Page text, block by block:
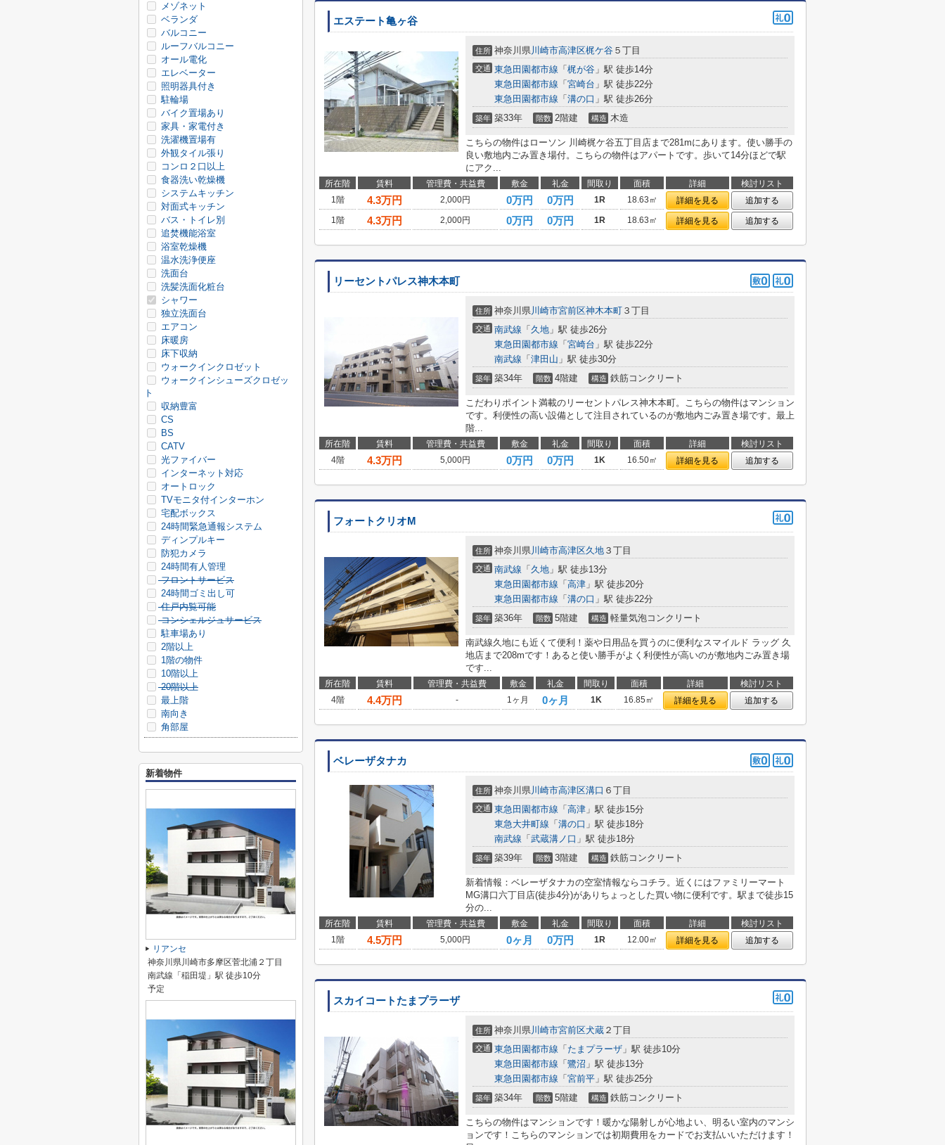
エステート亀ヶ谷
住所 神奈川県川崎市高津区梶ケ谷 ５丁目
交通 東急田園都市線 「 梶が谷 」駅 徒歩14分
東急田園都市線 「 宮崎台 」駅 徒歩22分
東急田園都市線 「 溝の口 」駅 徒歩26分
築年 築33年 階数 2階建 構造 木造
こちらの物件はローソン 川崎梶ケ谷五丁目店まで281mにあります。使い勝手の
良い敷地内ごみ置き場付。こちらの物件はアパートです。歩いて14分ほどで駅
にアク...
所在階 賃料 管理費・共益費 敷金 礼金 間取り 面積 詳細
検討リスト
1階
4.3万円 2,000円 0万円 0万円 1R 18.63㎡ 詳細を見る
追加する
1階
4.3万円 2,000円 0万円 0万円 1R 18.63㎡ 詳細を見る 追加する
リーセントパレス神木本町
住所 神奈川県川崎市宮前区神木本町 ３丁目
交通 南武線 「 久地 」駅 徒歩26分
東急田園都市線 「 宮崎台 」駅 徒歩22分
南武線 「 津田山 」駅 徒歩30分
築年 築34年 階数 4階建 構造 鉄筋コンクリート
こだわりポイント満載のリーセントパレス神木本町。こちらの物件はマンション
です。利便性の高い設備として注目されているのが敷地内ごみ置き場です。最上
階...
所在階 賃料 管理費・共益費 敷金 礼金 間取り 面積 詳細
検討リスト
4階
4.3万円 5,000円 0万円 0万円 1K 16.50㎡ 詳細を見る 追加する
フォートクリオM
住所 神奈川県川崎市高津区久地 ３丁目
交通 南武線 「 久地 」駅 徒歩13分
東急田園都市線 「 高津 」駅 徒歩20分
東急田園都市線 「 溝の口 」駅 徒歩22分
築年 築36年 階数 5階建 構造 軽量気泡コンクリート
南武線久地にも近くて便利！薬や日用品を買うのに便利なスマイルド ラッグ 久
地店まで208mです！あると使い勝手がよく利便性が高いのが敷地内ごみ置き場
です...
所在階 賃料 管理費・共益費 敷金 礼金 間取り 面積 詳細
検討リスト
4階
4.4万円 - 1ヶ月 0ヶ月 1K 16.85㎡ 詳細を見る 追加する
ベレーザタナカ
住所 神奈川県川崎市高津区溝口 ６丁目
交通 東急田園都市線 「 高津 」駅 徒歩15分
東急大井町線 「 溝の口 」駅 徒歩18分
南武線 「 武蔵溝ノ口 」駅 徒歩18分
築年 築39年 階数 3階建 構造 鉄筋コンクリート
新着情報：ベレーザタナカの空室情報ならコチラ。近くにはファミリーマート
MG溝口六丁目店(徒歩4分)がありちょっとした買い物に便利です。駅まで徒歩15
分の...
所在階 賃料 管理費・共益費 敷金 礼金 間取り 面積 詳細
検討リスト
1階
4.5万円 5,000円 0ヶ月 0万円 1R 12.00㎡ 詳細を見る 追加する
スカイコートたまプラーザ
住所 神奈川県川崎市宮前区犬蔵 ２丁目
交通 東急田園都市線 「 たまプラーザ 」駅 徒歩10分
東急田園都市線 「 鷺沼 」駅 徒歩13分
東急田園都市線 「 宮前平 」駅 徒歩25分
築年 築34年 階数 5階建 構造 鉄筋コンクリート
こちらの物件はマンションです！暖かな陽射しが心地よい、明るい室内のマンシ
ョンです！こちらのマンションでは初期費用をカードでお支払いいただけます！
メゾネット
ベランダ
バルコニー
ルーフバルコニー
オール電化
エレベーター
照明器具付き
駐輪場
バイク置場あり
家具・家電付き
洗濯機置場有
外観タイル張り
コンロ２口以上
食器洗い乾燥機
システムキッチン
対面式キッチン
バス・トイレ別
追焚機能浴室
浴室乾燥機
温水洗浄便座
洗面台
洗髪洗面化粧台
シャワー
独立洗面台
エアコン
床暖房
床下収納
ウォークインクロゼット
ウォークインシューズクロゼッ
ト
収納豊富
CS
BS
CATV
光ファイバー
インターネット対応
オートロック
TVモニタ付インターホン
宅配ボックス
24時間緊急通報システム
ディンプルキー
防犯カメラ
24時間有人管理
フロントサービス
24時間ゴミ出し可
住戸内覧可能
コンシェルジュサービス
駐車場あり
2階以上
1階の物件
10階以上
20階以上
最上階
南向き
角部屋
新着物件
リアンセ
神奈川県川崎市多摩区菅北浦２丁目
南武線「稲田堤」駅 徒歩10分
予定